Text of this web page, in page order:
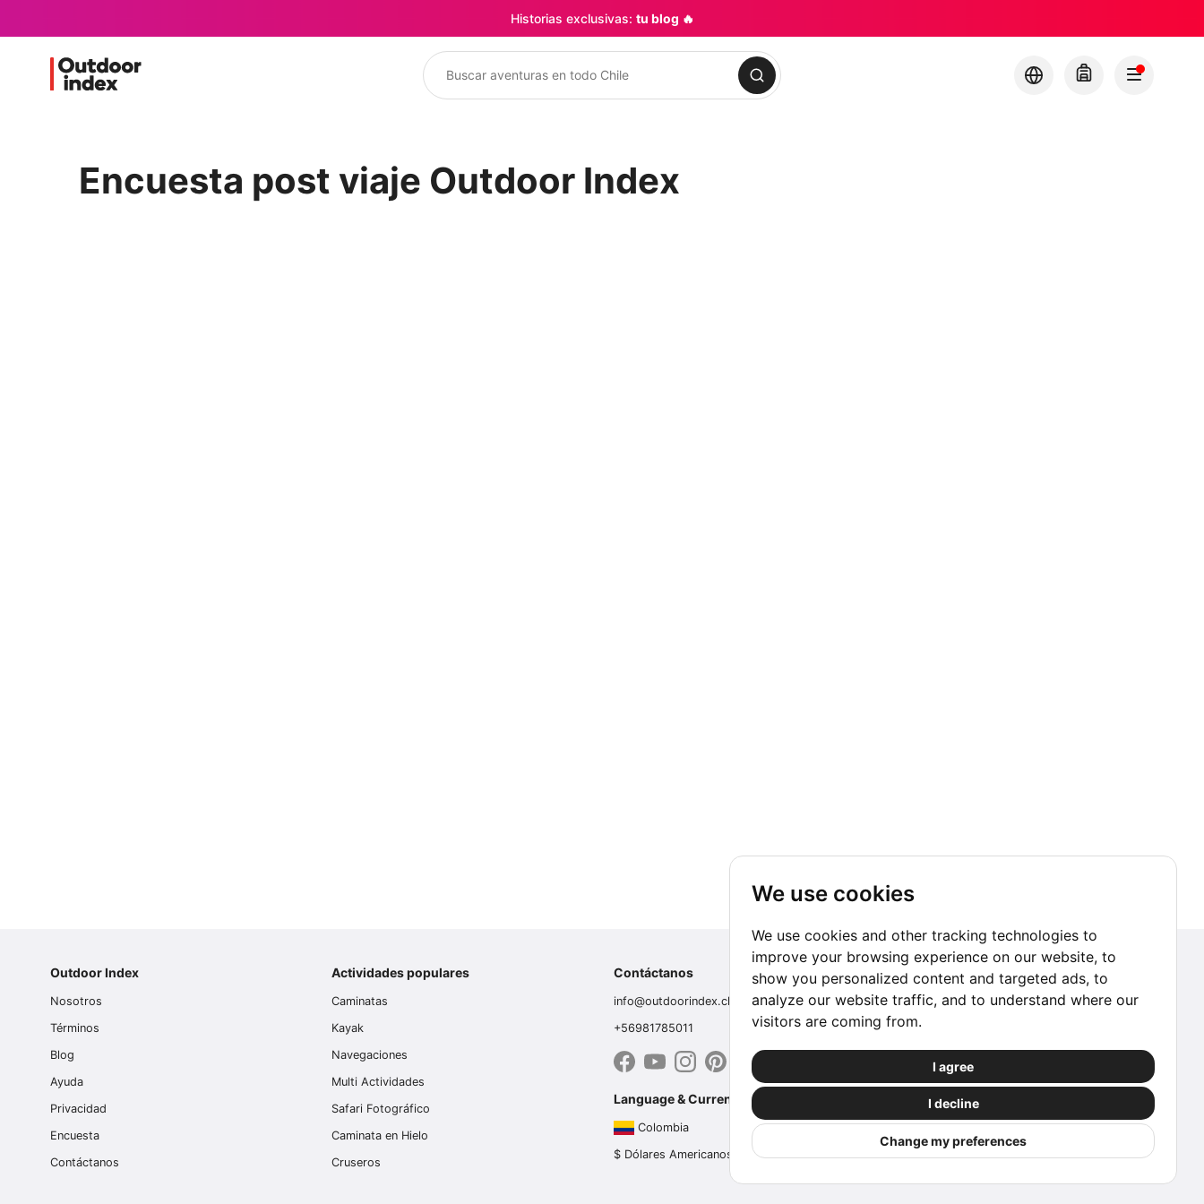
We use cookies
We use cookies and other tracking technologies to
improve your browsing experience on our website, to
show you personalized content and targeted ads, to
analyze our website traffic, and to understand where our
visitors are coming from.
I agree
I decline
Change my preferences
Historias exclusivas: tu blog 🔥
Buscar
Encuesta post viaje Outdoor Index
Outdoor Index
Nosotros
Términos
Blog
Ayuda
Privacidad
Encuesta
Contáctanos
Actividades populares
Caminatas
Kayak
Navegaciones
Multi Actividades
Safari Fotográfico
Caminata en Hielo
Cruseros
Contáctanos
info@outdoorindex.cl
+56981785011
Language & Currency
Colombia
$ Dólares Americanos (USD)
Suscríbete a nuestro Newsletter
Ir a suscribirme
Reserva con Confianza
Las reservas procesadas a través de este sitio
web están protegidas por nuestros socios.